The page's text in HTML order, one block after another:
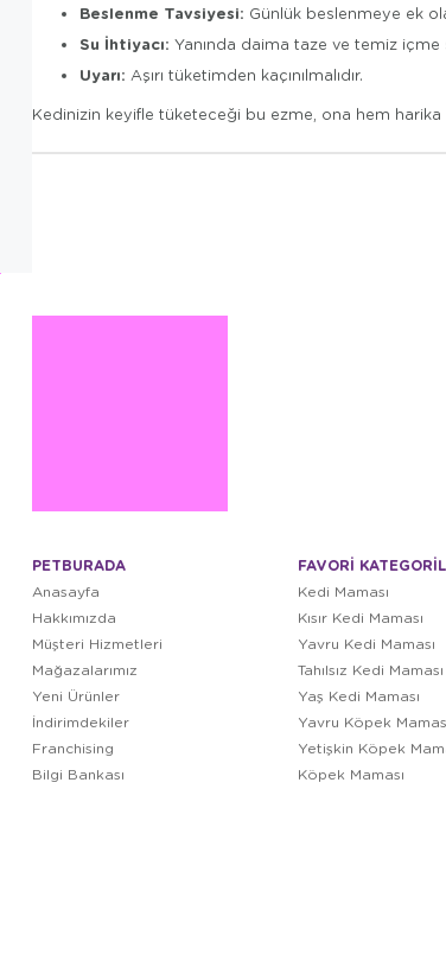
Beslenme Tavsiyesi: Günlük beslenmeye ek
Su İhtiyacı: Yanında daima taze ve temiz içme
Uyarı: Aşırı tüketimden kaçınılmalıdır.
Kedinizin keyifle tüketeceği bu ezme, ona hem harika
PETBURADA
Anasayfa
Hakkımızda
Müşteri Hizmetleri
Mağazalarımız
Yeni Ürünler
İndirimdekiler
Franchising
Bilgi Bankası
FAVORİ
Kedi Maması
Kısır Kedi Maması
Yavru Kedi Maması
Tahılsız Kedi Maması
Yaş Kedi Maması
Yavru Köpek
Yetişkin Köpek
Köpek Maması